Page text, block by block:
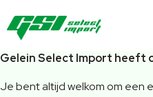
Gelein Select Import heeft
Je bent altijd welkom om een